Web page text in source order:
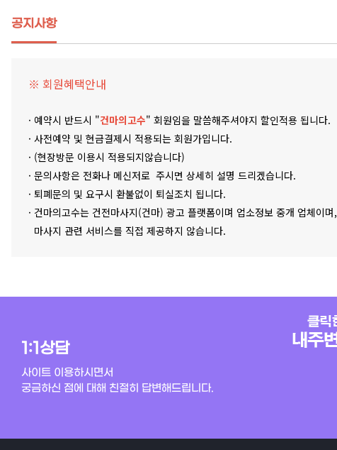
공지사항
※ 회원혜택안내
· 예약시 반드시 "건마의고수" 회원임을 말씀해주셔야지 할인적용 됩니다.
· 사전예약 및 현금결제시 적용되는 회원가입니다.
· (현장방문 이용시 적용되지않습니다)
· 문의사항은 전화나 메신저로 주시면 상세히 설명 드리겠습니다.
· 퇴폐문의 및 요구시 환불없이 퇴실조치 됩니다.
· 건마의고수는 건전마사지(건마) 광고 플랫폼이며 업소정보 중개 업체이며,
마사지 관련 서비스를 직접 제공하지 않습니다.
1:1상담
사이트 이용하시면서
궁금하신 점에 대해 친절히 답변해드립니다.